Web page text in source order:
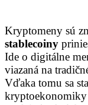
Kryptomeny sú
stablecoiny
Ide o digitálne
viazaná na
Vďaka tomu sa